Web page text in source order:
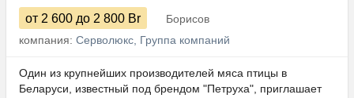
от 2 600 до 2 800 Br
Борисов
компания: Серволюкс, Группа компаний
Один из крупнейших производителей мяса птицы в
Беларуси, известный под брендом "Петруха", приглашает